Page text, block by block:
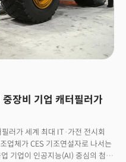
다. 레노버는 처음으로 CES
노버 CEO는 오는 6일 '모두를
조연설을 하는 것. 레노버는
품 뿐 아니라 AI 데이터센터, AI
을 대거 공개할 예정이다.
장비 기업 캐터필러가
러가 세계 최대 IT·가전 전시회
업체가 CES 기조연설자로 나서는
기업이 인공지능(AI) 중심의 첨단